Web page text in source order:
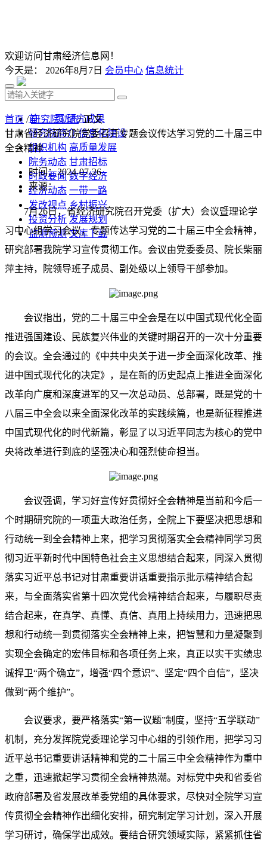
欢迎访问甘肃经济信息网！
今天是： 2026年8月7日 会员中心 信息统计
首 页 研究成果
研究院简介 信息化建设
组织机构 高质量发展
院务动态 甘肃招标
时政要闻 数字经济
经济动态 一带一路
发改视点 乡村振兴
投资分析 发展规划
监测预测 文库下载
首页 /研究院动态/ 正文
甘肃省经济研究院党委召开专题会议传达学习党的二十届三中
全会精神
时间：2024-07-26
来源：
7月26日，省经济研究院召开党委（扩大）会议暨理论学
习中心组学习会议，专题传达学习党的二十届三中全会精神，
研究部署我院学习宣传贯彻工作。会议由党委委员、院长柴丽
萍主持，院领导班子成员、副处级以上领导干部参加。
会议指出，党的二十届三中全会是在以中国式现代化全面
推进强国建设、民族复兴伟业的关键时期召开的一次十分重要
的会议。全会通过的《中共中央关于进一步全面深化改革、推
进中国式现代化的决定》，是在新的历史起点上推进全面深化
改革向广度和深度进军的又一次总动员、总部署，既是党的十
八届三中全会以来全面深化改革的实践续篇，也是新征程推进
中国式现代化的时代新篇，彰显了以习近平同志为核心的党中
央将改革进行到底的坚强决心和强烈使命担当。
会议强调，学习好宣传好贯彻好全会精神是当前和今后一
个时期研究院的一项重大政治任务，全院上下要坚决把思想和
行动统一到全会精神上来，把学习贯彻落实全会精神同学习贯
彻习近平新时代中国特色社会主义思想结合起来，同深入贯彻
落实习近平总书记对甘肃重要讲话重要指示批示精神结合起
来，与全面落实省第十四次党代会精神结合起来，与履职尽责
结合起来，在真学、真懂、真信、真用上持续用力，迅速把思
想和行动统一到贯彻落实全会精神上来，把智慧和力量凝聚到
实现全会确定的宏伟目标和各项任务上来，真正以实干实绩忠
诚捍卫“两个确立”，增强“四个意识”、坚定“四个自信”，坚决
做到“两个维护”。
会议要求，要严格落实“第一议题”制度，坚持“五学联动”
机制，充分发挥院党委理论学习中心组的引领作用，把学习习
近平总书记重要讲话精神和党的二十届三中全会精神作为重中
之重，迅速掀起学习贯彻全会精神热潮。对标党中央和省委省
政府部署及省发展改革委党组的具体要求，尽快对全院学习宣
传贯彻全会精神作出细化安排，研究制定学习计划，深入开展
学习研讨，确保学出成效。要结合研究领域实际，紧紧抓住省